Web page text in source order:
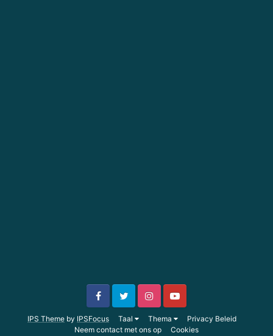
IPS Theme by IPSFocus Taal Thema
Privacy Beleid
Neem contact met ons op
Cookies